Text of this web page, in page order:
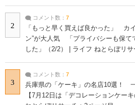
2
コメント数： 7
「もっと早く買えば良かった」 カ
ン”が大人気 「プライバシーも保て
した」（2/2） | ライフ ねとらぼリサ
3
コメント数： 7
兵庫県の「ケーキ」の名店10選！
【7月12日は「デコレーションケー